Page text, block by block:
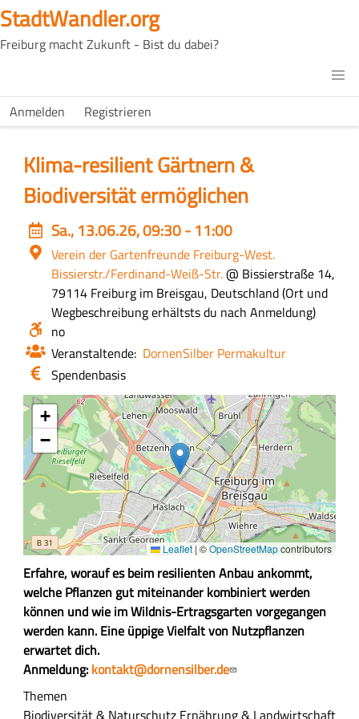
Direkt
zum
Inhalt
StadtWandler.org
Freiburg macht Zukunft - Bist du dabei?
Main
H4C
USER
Anmelden Registrieren
Klima-resilient Gärtnern &
Biodiversität ermöglichen
Event
date
Sa., 13.06.26, 09:30 - 11:00
Ort
Verein der Gartenfreunde Freiburg-West.
Bissierstr./Ferdinand-Weiß-Str.@ Bissierstraße 14,
79114 Freiburg im Breisgau, Deutschland Zusätzliche
Infos
Ort
Ort und
Wegbeschreibung erhältsts du nach Anmeldung
Barrierefrei?
no
Veranstaltende DornenSilber Permakultur
Eintritt
/
Kosten
Spendenbasis
+
−
Leaflet | ©OpenStreetMapcontributors
Z
u
s
a
m
m
e
n
Erfahre, worauf es beim resilienten Anbau ankommt,
welche Pflanzen gut miteinander kombiniert werden
können und wie im Wildnis-Ertragsgarten vorgegangen
werden kann. Eine üppige Vielfalt von Nutzpflanzen
erwartet dich.
Anmeldung: kontakt@dornensilber.de
Themen
Biodiversität & Naturschutz Ernährung & Landwirtschaft